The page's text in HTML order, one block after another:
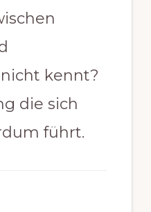
nicht kennt?
die sich
führt.